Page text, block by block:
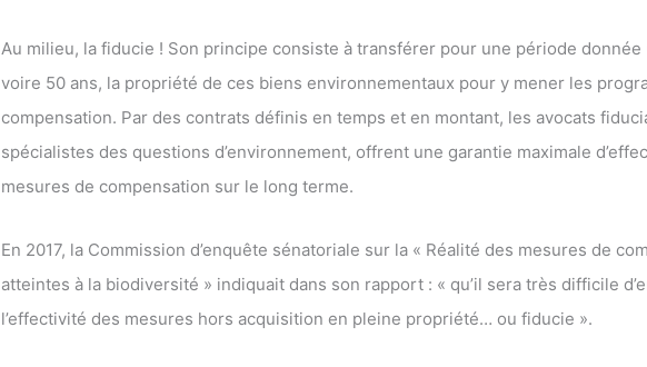
Au milieu, la fiducie ! Son principe consiste à transférer pour une période donnée
voire 50 ans, la propriété de ces biens environnementaux pour y mener les
compensation. Par des contrats définis en temps et en montant, les avocats
spécialistes des questions d’environnement, offrent une garantie maximale
mesures de compensation sur le long terme.
En 2017, la Commission d’enquête sénatoriale sur la « Réalité des mesures de
atteintes à la biodiversité » indiquait dans son rapport : « qu’il sera très difficile
l’effectivité des mesures hors acquisition en pleine propriété… ou fiducie ».